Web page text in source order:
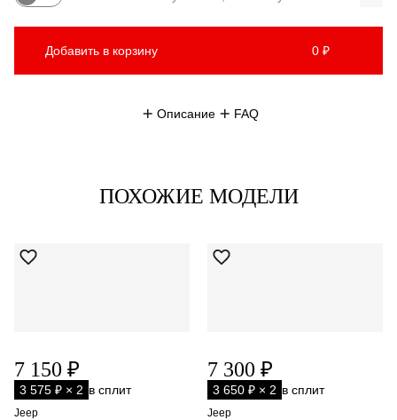
Добавить в корзину 0 ₽
Описание FAQ
ПОХОЖИЕ МОДЕЛИ
7 150 ₽
3 575 ₽ × 2 в сплит
Jeep
7 300 ₽
3 650 ₽ × 2 в сплит
Jeep